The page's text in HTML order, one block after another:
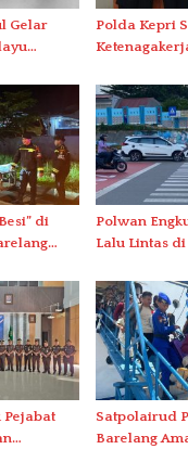
Gelar
Polda Kepri
di
Polwan
Lalu Lintas di
Pejabat
Satpolairud
Barelang